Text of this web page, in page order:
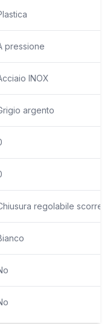
pressione
INOX
argento
regolabile